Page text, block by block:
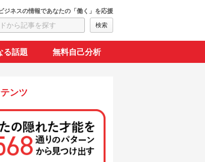
ジネスの情報であなたの「働く」を応援
る話題 無料自己分析
ンツ